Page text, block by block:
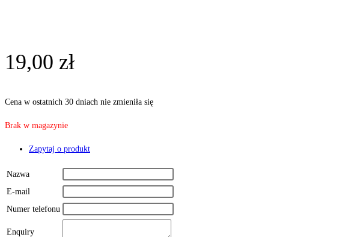
19,00 zł
Cena w ostatnich 30 dniach nie zmieniła się
Brak w magazynie
Zapytaj o produkt
Nazwa
E-mail
Numer telefonu
Enquiry